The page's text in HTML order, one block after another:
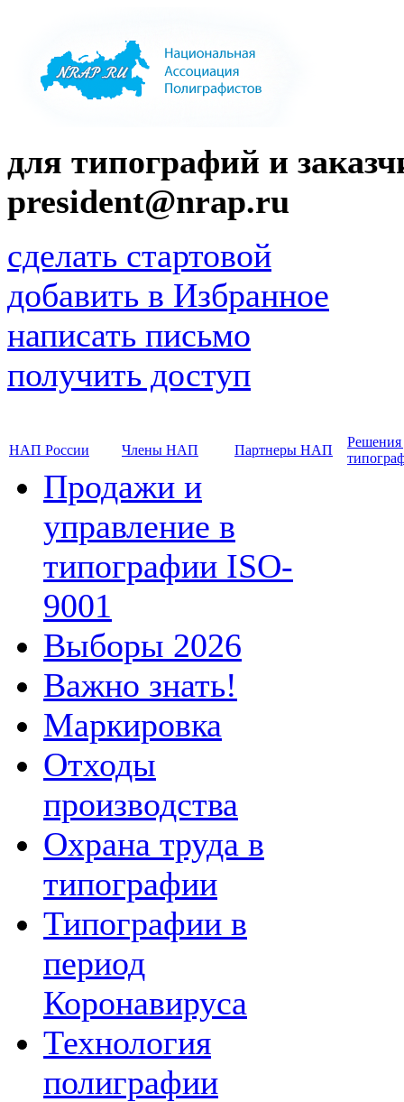
для типографий и
president@nrap.ru
сделать стартовой
добавить в Избранное
написать письмо
получить доступ
НАП России Члены НАП Партнеры НАП
Решения
Продажи и
управление в
типографии ISO-
9001
Выборы 2026
Важно знать!
Маркировка
Отходы
производства
Охрана труда в
типографии
Типографии в
период
Коронавируса
Технология
полиграфии